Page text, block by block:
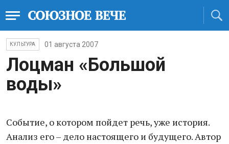
КУЛЬТУРА 01 августа 2007
Лоцман «Большой
воды»
Событие, о котором пойдет речь, уже история.
Анализ его – дело настоящего и будущего. Автор